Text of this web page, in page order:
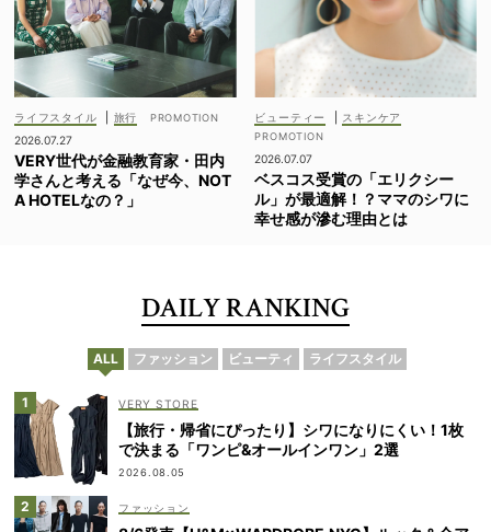
ライフスタイル
旅行
2026.07.27
VERY世代が金融教育家・田内
学さんと考える「なぜ今、NOT
A HOTELなの？」
ビューティー スキンケア
2026.07.07
ベスコス受賞の「エリクシー
ル」が最適解！？ママのシワに
幸せ感が滲む理由とは
DAILY RANKING
ALL ファッション ビューティ ライフスタイル
VERY STORE
【旅行・帰省にぴったり】シワになりにくい！1枚
で決まる「ワンピ&オールインワン」2選
2026.08.05
ファッション